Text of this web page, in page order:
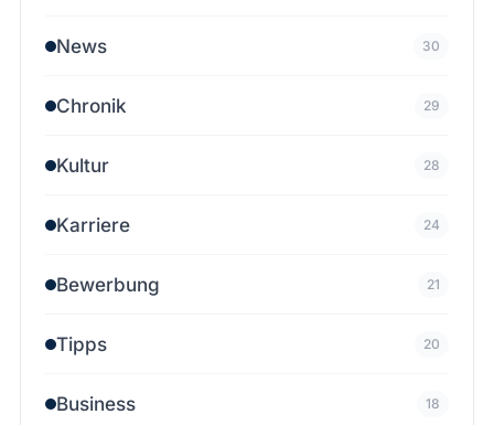
News 30
Chronik 29
Kultur 28
Karriere 24
Bewerbung 21
Tipps 20
Business 18